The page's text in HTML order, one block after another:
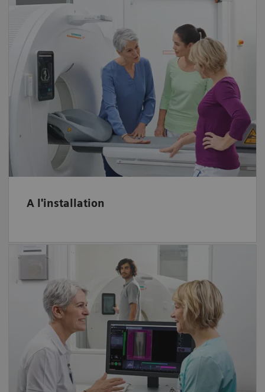
A l'installation
Montrer comment paramétrer les
équipements, former les équipes à la
maîtrise de l’équipement et accompagner
l’accréditation des laboratoires.